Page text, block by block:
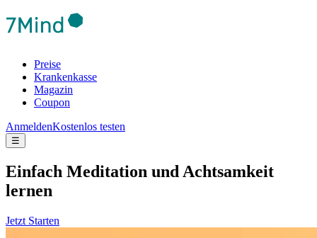
Preise
Krankenkasse
Magazin
Coupon
AnmeldenKostenlos testen
☰
Ein­fach Medi­ta­tion und Acht­sam­keit
lernen
Jetzt Starten